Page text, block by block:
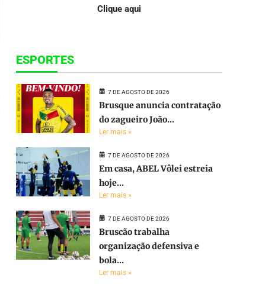
Clique aqui
ESPORTES
7 DE AGOSTO DE 2026
Brusque anuncia contratação
do zagueiro João...
Ler mais »
7 DE AGOSTO DE 2026
Em casa, ABEL Vôlei estreia
hoje...
Ler mais »
7 DE AGOSTO DE 2026
Bruscão trabalha
organização defensiva e
bola...
Ler mais »